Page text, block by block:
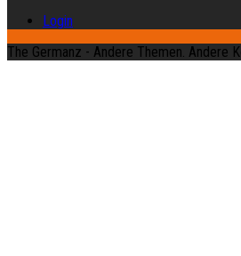
Login
The Germanz - Andere Themen. Andere